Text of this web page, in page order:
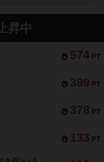
昇中
574 PT
389 PT
378 PT
133 PT